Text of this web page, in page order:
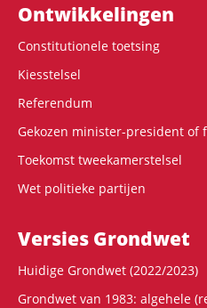
Ontwikke­lingen
Constitutionele toetsing
Kiesstelsel
Referendum
Gekozen minister-president of
Toekomst tweekamerstelsel
Wet politieke partijen
Versies Grondwet
Huidige Grondwet (2022/2023)
Grondwet van 1983: algehele